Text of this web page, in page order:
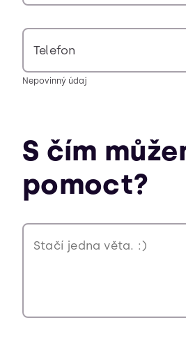
Telefon
Nepovinný údaj
S čím
pomoct?